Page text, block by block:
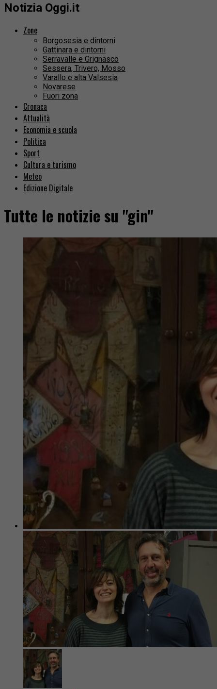
Notizia Oggi.it
Zone
Borgosesia e dintorni
Gattinara e dintorni
Serravalle e Grignasco
Sessera, Trivero, Mosso
Varallo e alta Valsesia
Novarese
Fuori zona
Cronaca
Attualità
Economia e scuola
Politica
Sport
Cultura e turismo
Meteo
Edizione Digitale
Tutte le notizie su "gin"